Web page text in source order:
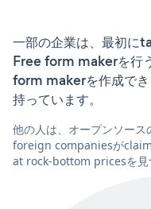
一部の企業は、最初に
Free form makerを行
form makerを作成で
持っています。
他の人は、オープンソー
foreign companiesが
at rock-bottom pricesを見